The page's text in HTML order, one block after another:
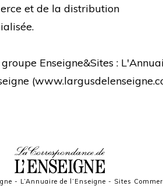
et de la distribution
Enseigne&Sites :
(
- L’Annuaire de l’Enseigne - Sites